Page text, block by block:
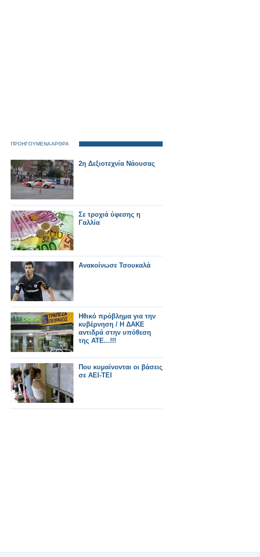
ΠΡΟΗΓΟΥΜΕΝΑ ΑΡΘΡΑ
2η Δεξιοτεχνία Νάουσας
Σε τροχιά ύφεσης η
Γαλλία
Ανακοίνωσε Τσουκαλά
Ηθικό πρόβλημα για την
κυβέρνηση / Η ΔΑΚΕ
αντιδρά στην υπόθεση
της ΑΤΕ...!!!
Που κυμαίνονται οι βάσεις
σε ΑΕΙ-ΤΕΙ